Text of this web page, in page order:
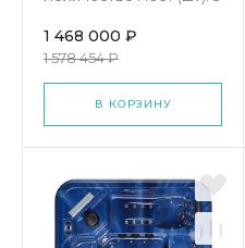
1 468 000 ₽
1 578 454 ₽
В КОРЗИНУ